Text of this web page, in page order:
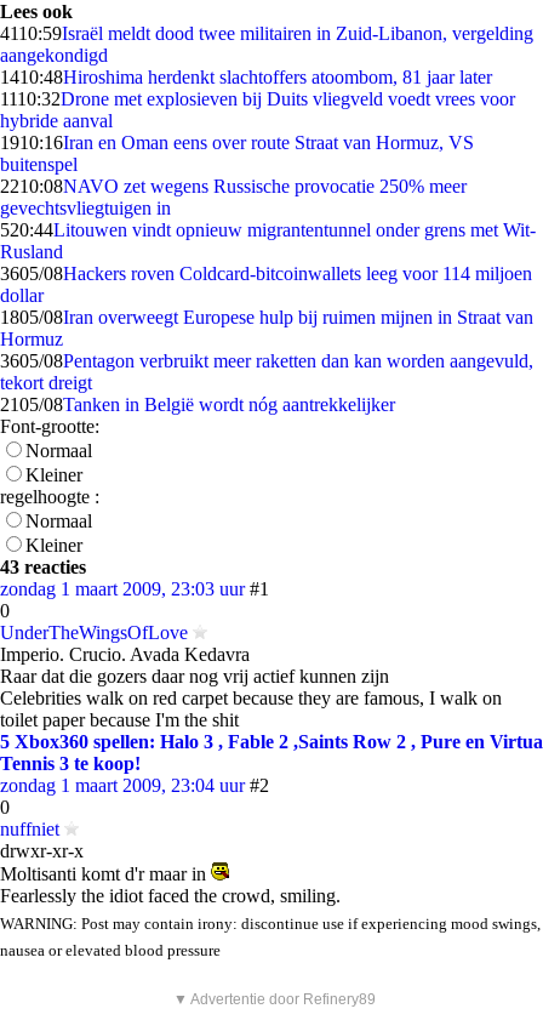
Lees ook
4110:59Israël meldt dood twee militairen in Zuid-Libanon, vergelding
aangekondigd
1410:48Hiroshima herdenkt slachtoffers atoombom, 81 jaar later
1110:32Drone met explosieven bij Duits vliegveld voedt vrees voor
hybride aanval
1910:16Iran en Oman eens over route Straat van Hormuz, VS
buitenspel
2210:08NAVO zet wegens Russische provocatie 250% meer
gevechtsvliegtuigen in
520:44Litouwen vindt opnieuw migrantentunnel onder grens met Wit-
Rusland
3605/08Hackers roven Coldcard-bitcoinwallets leeg voor 114 miljoen
dollar
1805/08Iran overweegt Europese hulp bij ruimen mijnen in Straat van
Hormuz
3605/08Pentagon verbruikt meer raketten dan kan worden aangevuld,
tekort dreigt
2105/08Tanken in België wordt nóg aantrekkelijker
Font-grootte:
Normaal
Kleiner
regelhoogte :
Normaal
Kleiner
43 reacties
zondag 1 maart 2009, 23:03 uur #1
0
UnderTheWingsOfLove
Imperio. Crucio. Avada Kedavra
Raar dat die gozers daar nog vrij actief kunnen zijn
Celebrities walk on red carpet because they are famous, I walk on
toilet paper because I'm the shit
5 Xbox360 spellen: Halo 3 , Fable 2 ,Saints Row 2 , Pure en Virtua
Tennis 3 te koop!
zondag 1 maart 2009, 23:04 uur #2
0
nuffniet
drwxr-xr-x
Moltisanti komt d'r maar in
Fearlessly the idiot faced the crowd, smiling.
WARNING: Post may contain irony: discontinue use if experiencing mood swings,
nausea or elevated blood pressure
▼ Advertentie door Refinery89